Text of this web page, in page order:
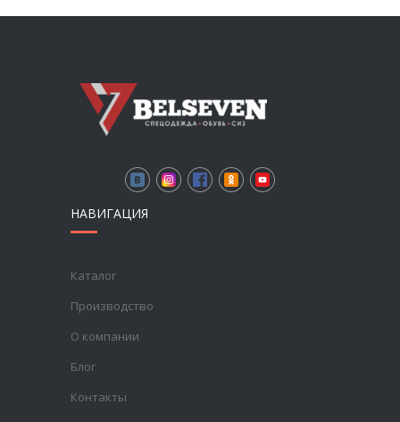
НАВИГАЦИЯ
Каталог
Производство
О компании
Блог
Контакты